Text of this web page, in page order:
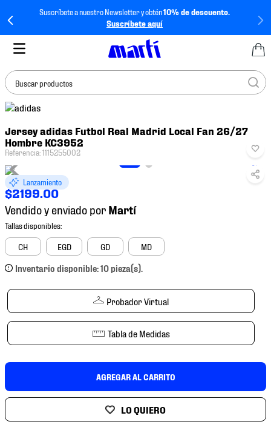
Suscríbete a nuestro Newsletter y obtén10% de descuento.
Suscríbete aquí
Buscar productos
Jersey adidas Futbol Real Madrid Local Fan 26/27
Hombre KC3952
Referencia:1115255002
Lanzamiento
$2199.00
Vendido y enviado por
CH EGD GD MD
Inventario disponible: 10 pieza(s).
Probador Virtual
Tabla de Medidas
AGREGAR AL CARRITO
BUSCADOS
1.
tenis mujer
2.
3.
tenis
4.
tenis futbol
5.
mochila
6.
jersey
9.
tenis niño